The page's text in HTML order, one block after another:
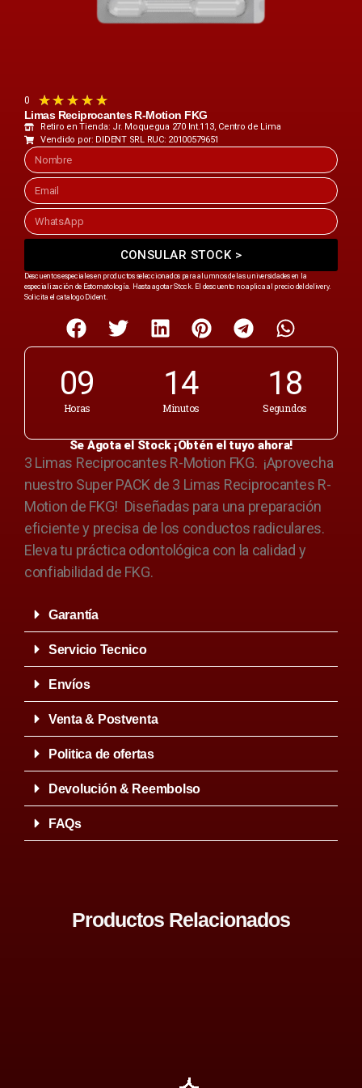
0 ★★ ★ ★ ★
Limas Reciprocantes R-Motion FKG
Retiro en Tienda: Jr. Moquegua 270 Int.113, Centro de Lima
Vendido por: DIDENT SRL RUC: 20100579651
CONSULAR STOCK >
Descuentos especiales en productos seleccionados para alumnos de las universidades en la
especialización de Estomatología. Hasta agotar Stock. El descuento no aplica al precio del delivery.
Solicita el catalogo Dident.
09
Horas
14
Minutos
18
Segundos
Se Agota el Stock ¡Obtén el tuyo ahora!
3 Limas Reciprocantes R-Motion FKG. ¡Aprovecha
nuestro Super PACK de 3 Limas Reciprocantes R-
Motion de FKG! Diseñadas para una preparación
eficiente y precisa de los conductos radiculares.
Eleva tu práctica odontológica con la calidad y
confiabilidad de FKG.
Garantía
Servicio Tecnico
Envíos
Venta & Postventa
Politica de ofertas
Devolución & Reembolso
FAQs
Productos Relacionados